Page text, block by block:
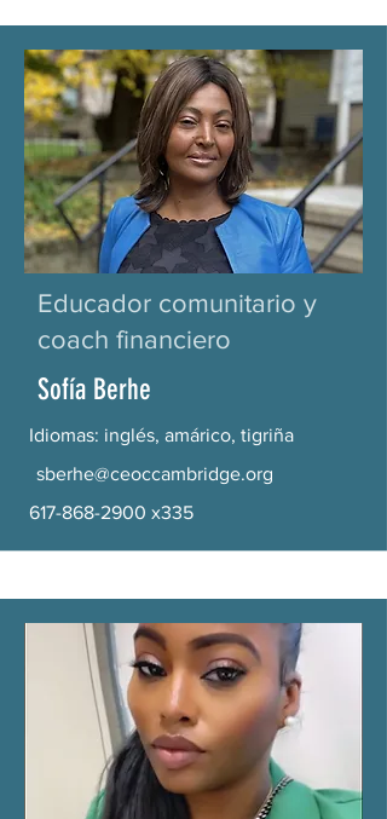
Educador comunitario y
coach financiero
Sofía Berhe
Idiomas: inglés, amárico, tigriña
sberhe@ceoccambridge.org
617-868-2900 x335